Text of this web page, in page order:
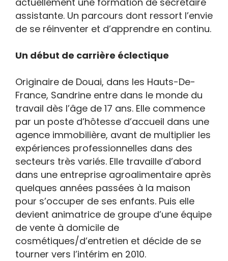
assistante. Un parcours dont ressort l’envie
de se réinventer et d’apprendre en continu.
Un début de carrière éclectique
Originaire de Douai, dans les Hauts-De-
France, Sandrine entre dans le monde du
travail dès l’âge de 17 ans. Elle commence
par un poste d’hôtesse d’accueil dans une
agence immobilière, avant de multiplier les
expériences professionnelles dans des
secteurs très variés. Elle travaille d’abord
dans une entreprise agroalimentaire après
quelques années passées à la maison
pour s’occuper de ses enfants. Puis elle
devient animatrice de groupe d’une équipe
de vente à domicile de
cosmétiques/d’entretien et décide de se
tourner vers l’intérim en 2010.